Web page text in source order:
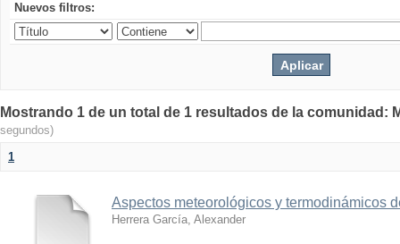
Nuevos filtros:
Mostrando 1 de un total de 1 resultados de la comunidad:
segundos)
1
Aspectos meteorológicos y termodinámicos
Herrera García, Alexander